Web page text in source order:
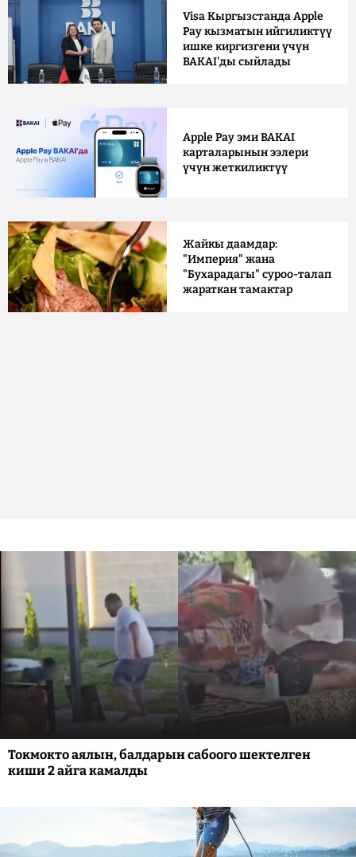
Visa Кыргызстанда Apple
Pay кызматын ийгиликтүү
ишке киргизгени үчүн
BAKAI'ды сыйлады
Apple Pay эми BAKAI
карталарынын ээлери
үчүн жеткиликтүү
Жайкы даамдар:
"Империя" жана
"Бухарадагы" суроо-талап
жараткан тамактар
Токмокто аялын, балдарын сабоого шектелген
киши 2 айга камалды